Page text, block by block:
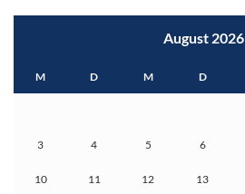
August 2026
M D M D
3 4 5 6
10 11 12 13